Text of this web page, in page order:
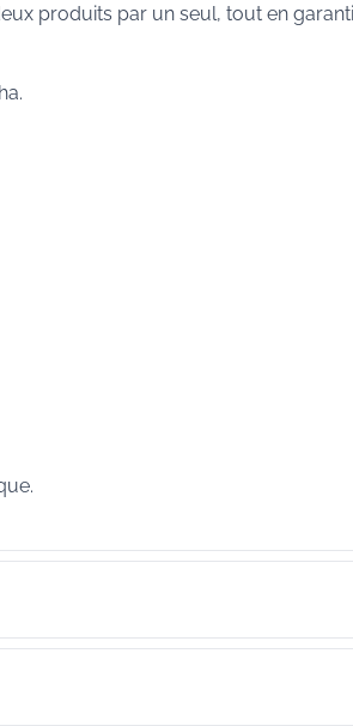
produits par un seul, tout en